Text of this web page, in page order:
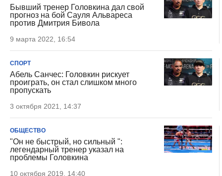
Бывший тренер Головкина дал свой
прогноз на бой Сауля Альвареса
против Дмитрия Бивола
9 марта 2022, 16:54
СПОРТ
Абель Санчес: Головкин рискует
проиграть, он стал слишком много
пропускать
3 октября 2021, 14:37
ОБЩЕСТВО
"Он не быстрый, но сильный ":
легендарный тренер указал на
проблемы Головкина
10 октября 2019, 14:40